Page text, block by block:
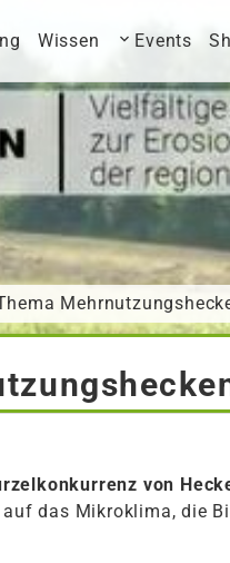
Wissen Events
von
das Mikroklima, die